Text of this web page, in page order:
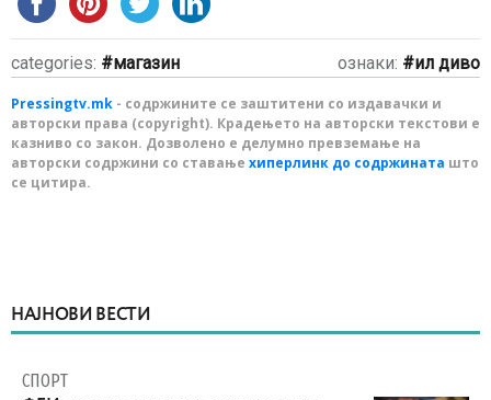
categories: магазин ознаки: ил диво
Pressingtv.mk - содржините се заштитени со издавачки и
авторски права (copyright). Крадењето на авторски текстови е
казниво со закон. Дозволено е делумно превземање на
авторски содржини со ставање хиперлинк до содржината што
се цитира.
НАЈНОВИ ВЕСТИ
СПОРТ